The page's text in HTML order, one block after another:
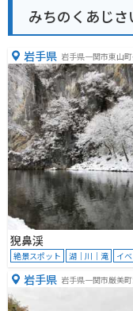
みちのくあじ
岩手県 岩手県一関市東山
７
猊鼻渓
絶景スポット 湖｜川｜滝 イ
岩手県 岩手県一関市厳美